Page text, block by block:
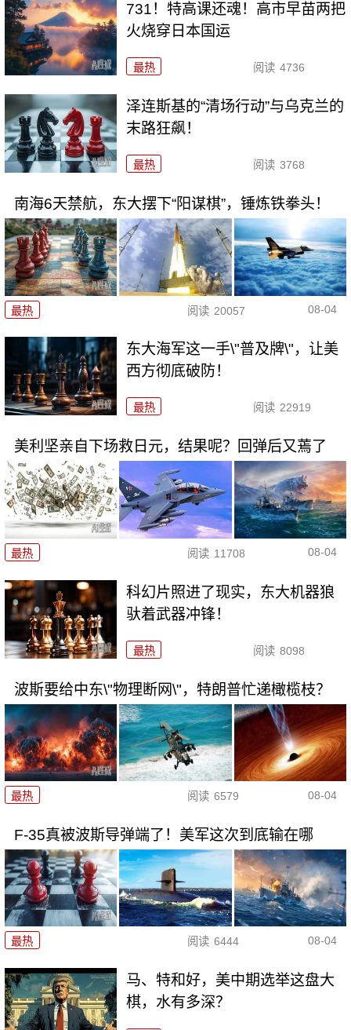
731！特高课还魂！高市早苗两把
火烧穿日本国运
最热 阅读 4736
泽连斯基的“清场行动”与乌克兰的
末路狂飙！
最热 阅读 3768
南海6天禁航，东大摆下“阳谋棋”，锤炼铁拳头！
最热 阅读 20057 08-04
东大海军这一手\"普及牌\"，让美
西方彻底破防！
最热 阅读 22919
美利坚亲自下场救日元，结果呢？回弹后又蔫了
最热 阅读 11708 08-04
科幻片照进了现实，东大机器狼
驮着武器冲锋！
最热 阅读 8098
波斯要给中东\"物理断网\"，特朗普忙递橄榄枝？
最热 阅读 6579 08-04
F-35真被波斯导弹端了！美军这次到底输在哪
最热 阅读 6444 08-04
马、特和好，美中期选举这盘大
棋，水有多深？